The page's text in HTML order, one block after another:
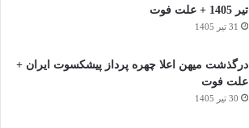
تیر 1405 + علت فوت
31 تیر 1405
درگذشت میهن اعلا چهره پرداز پیشکسوت ایران +
علت فوت
30 تیر 1405